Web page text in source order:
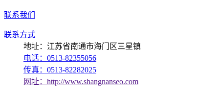
联系我们
联系方式
地址：江苏省南通市海门区三星镇
电话：0513-82355056
传真：0513-82282025
网址：http://www.shangnanseo.com